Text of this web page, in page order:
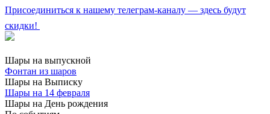
Присоединиться к нашему телеграм-каналу — здесь будут
скидки!
Шары на выпускной
Фонтан из шаров
Шары на Выписку
Шары на 14 февраля
Шары на День рождения